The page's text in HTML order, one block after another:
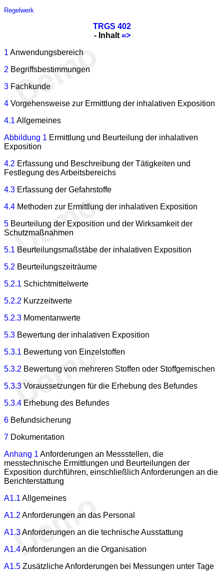
Regelwerk
TRGS 402
- Inhalt =>
1 Anwendungsbereich
2 Begriffsbestimmungen
3 Fachkunde
4 Vorgehensweise zur Ermittlung der inhalativen Exposition
4.1 Allgemeines
Abbildung 1 Ermittlung und Beurteilung der inhalativen
Exposition
4.2 Erfassung und Beschreibung der Tätigkeiten und
Festlegung des Arbeitsbereichs
4.3 Erfassung der Gefahrstoffe
4.4 Methoden zur Ermittlung der inhalativen Exposition
5 Beurteilung der Exposition und der Wirksamkeit der
Schutzmaßnahmen
5.1 Beurteilungsmaßstäbe der inhalativen Exposition
5.2 Beurteilungszeiträume
5.2.1 Schichtmittelwerte
5.2.2 Kurzzeitwerte
5.2.3 Momentanwerte
5.3 Bewertung der inhalativen Exposition
5.3.1 Bewertung von Einzelstoffen
5.3.2 Bewertung von mehreren Stoffen oder Stoffgemischen
5.3.3 Voraussetzungen für die Erhebung des Befundes
5.3.4 Erhebung des Befundes
6 Befundsicherung
7 Dokumentation
Anhang 1 Anforderungen an Messstellen, die
messtechnische Ermittlungen und Beurteilungen der
Exposition durchführen, einschließlich Anforderungen an die
Berichterstattung
A1.1 Allgemeines
A1.2 Anforderungen an das Personal
A1.3Anforderungen an die technische Ausstattung
A1.4Anforderungen an die Organisation
A1.5 Zusätzliche Anforderungen bei Messungen unter Tage